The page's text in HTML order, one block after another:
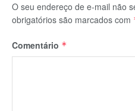
O seu endereço de e-mail não
obrigatórios são marcados com
Comentário *